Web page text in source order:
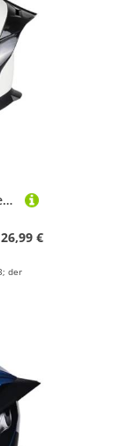
Klapphelm mit Bluetooth Integriert Motorradhelm DOTECE Zertifiziert Integralhelm mit Doppelvisier mit Eingebautem Mikrofon für Automatische Reaktion, für Männer und Frauen 9,XL=61~62cm
€
der